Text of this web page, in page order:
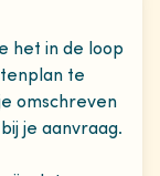
het in de loop
te
omschreven
je aanvraag.